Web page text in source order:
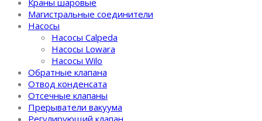
Краны шаровые
Магистральные соединители
Насосы
Насосы Calpeda
Насосы Lowara
Насосы Wilo
Обратные клапана
Отвод конденсата
Отсечные клапаны
Прерыватели вакуума